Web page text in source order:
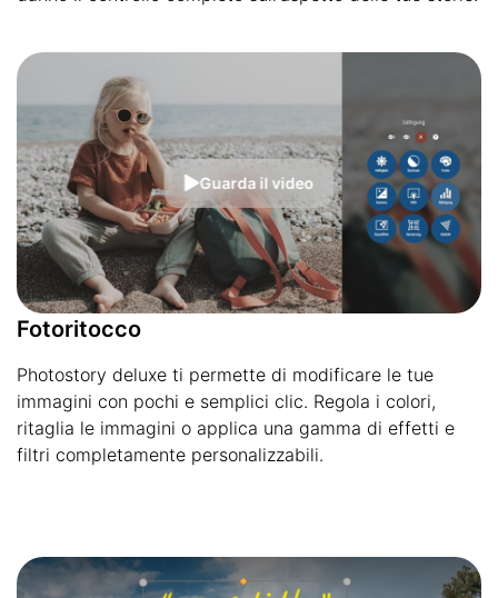
Guarda il video
Fotoritocco
Photostory deluxe ti permette di modificare le tue
immagini con pochi e semplici clic. Regola i colori,
ritaglia le immagini o applica una gamma di effetti e
filtri completamente personalizzabili.